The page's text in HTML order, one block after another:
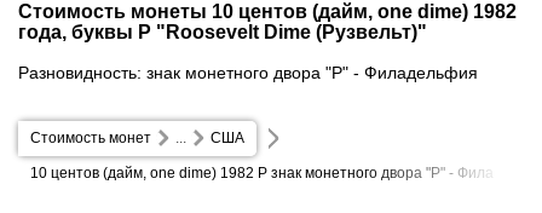
Стоимость монеты 10 центов (дайм, one dime) 1982
года, буквы P "Roosevelt Dime (Рузвельт)"
Разновидность: знак монетного двора "P" - Филадельфия
Стоимость монет США
...
10 центов (дайм, one dime) 1982 P знак монетного двора "P" - Фила